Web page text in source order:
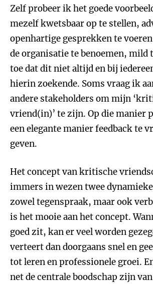
Zelf probeer ik het goede
mezelf kwetsbaar op te stellen,
openhartige gesprekken te
de organisatie te benoemen, mild
toe dat dit niet altijd en bij
hierin zoekende. Soms vraag ik
andere stakeholders om mijn
vriend(in)’ te zijn. Op die manier
een elegante manier feedback te
geven.
Het concept van kritische
immers in wezen twee
zowel tegenspraak, maar ook
is het mooie aan het concept.
goed zit, kan er veel worden
verteert dan doorgaans snel en
tot leren en professionele groei.
net de centrale boodschap zijn